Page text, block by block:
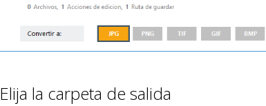
Elija la carpeta de salida